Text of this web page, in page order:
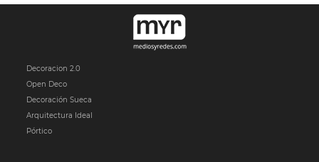
Decoracion 2.0
Open Deco
Decoración Sueca
Arquitectura Ideal
Pórtico